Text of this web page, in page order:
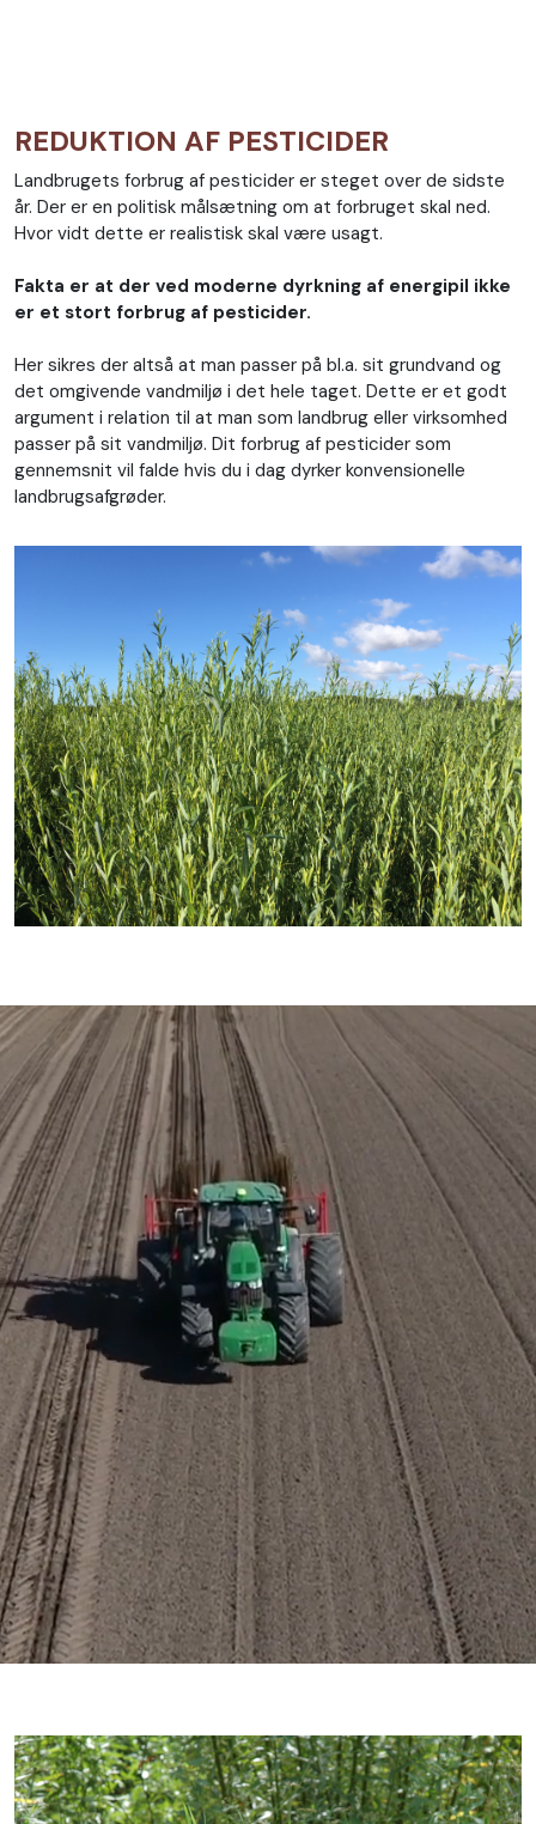
REDUKTION AF PESTICIDER
Landbrugets forbrug af pesticider er steget over de sidste
år. Der er en politisk målsætning om at forbruget skal ned.
Hvor vidt dette er realistisk skal være usagt.
Fakta er at der ved moderne dyrkning af energipil ikke
er et stort forbrug af pesticider.
Her sikres der altså at man passer på bl.a. sit grundvand og
det omgivende vandmiljø i det hele taget. Dette er et godt
argument i relation til at man som landbrug eller virksomhed
passer på sit vandmiljø. Dit forbrug af pesticider som
gennemsnit vil falde hvis du i dag dyrker konvensionelle
landbrugsafgrøder.